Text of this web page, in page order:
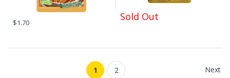
$1.70 Sold Out
1 2 Next